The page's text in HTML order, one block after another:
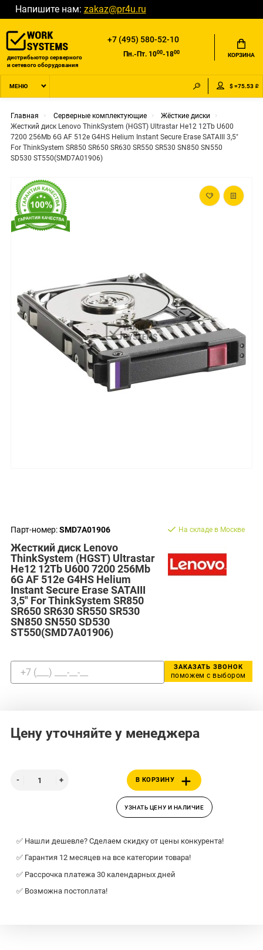
Напишите нам: zakaz@pr4u.ru
дистрибьютор серверного
и сетевого оборудования
+7 (495) 580-52-10
Пн.-Пт. 1000-1800 КОРЗИНА
МЕНЮ $ =75.53 ₽
Главная Серверные комплектующие
Жёсткие диски
Жесткий диск Lenovo ThinkSystem (HGST) Ultrastar He12 12Tb U600
7200 256Mb 6G AF 512e G4HS Helium Instant Secure Erase SATAIII 3,5"
For ThinkSystem SR850 SR650 SR630 SR550 SR530 SN850 SN550
SD530 ST550(SMD7A01906)
Парт-номер:SMD7A01906
Жесткий диск Lenovo
ThinkSystem (HGST) Ultrastar
He12 12Tb U600 7200 256Mb
6G AF 512e G4HS Helium
Instant Secure Erase SATAIII
3,5" For ThinkSystem SR850
SR650 SR630 SR550 SR530
SN850 SN550 SD530
ST550(SMD7A01906)
На складе в Москве
ЗАКАЗАТЬ ЗВОНОК
поможем с выбором
Цену уточняйте у менеджера
В КОРЗИНУ
УЗНАТЬ ЦЕНУ И НАЛИЧИЕ
✅ Нашли дешевле? Сделаем скидку от цены конкурента!
✅ Гарантия 12 месяцев на все категории товара!
✅ Рассрочка платежа 30 календарных дней
✅ Возможна постоплата!